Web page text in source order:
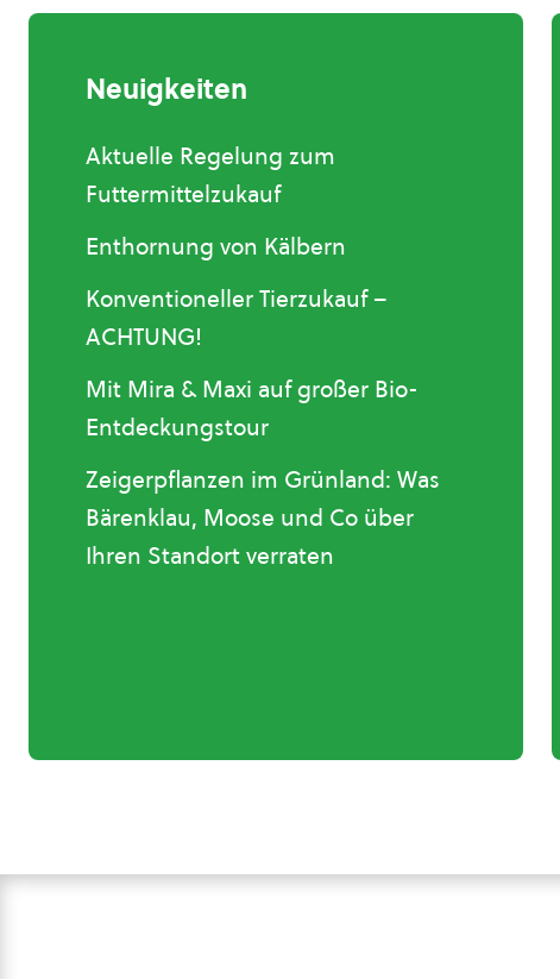
Neuigkeiten
Aktuelle Regelung zum
Futtermittelzukauf
Enthornung von Kälbern
Konventioneller Tierzukauf –
ACHTUNG!
Mit Mira & Maxi auf großer Bio-
Entdeckungstour
Zeigerpflanzen im Grünland: Was
Bärenklau, Moose und Co über
Ihren Standort verraten